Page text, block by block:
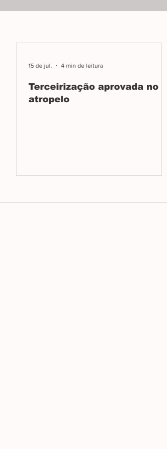
Terceirização aprovada no
atropelo
15 de jul. 4 min de leitura